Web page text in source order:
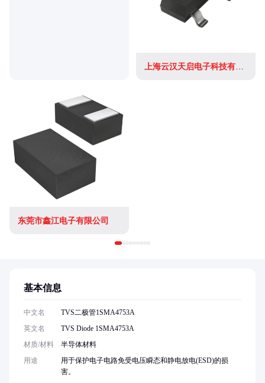
上海云汉天启电子科技有限公司
东莞市鑫江电子有限公司
基本信息
中文名
TVS二极管1SMA4753A
英文名
TVS Diode 1SMA4753A
材质/材料
半导体材料
用途
用于保护电子电路免受电压瞬态和静电放电(ESD)的损
害。